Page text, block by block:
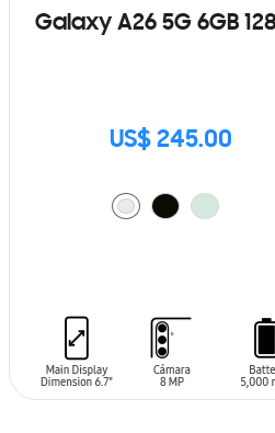
Galaxy A26 5G 6GB
US$ 245.00